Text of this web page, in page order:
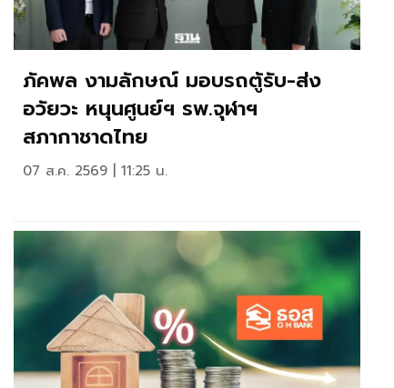
ภัคพล งามลักษณ์ มอบรถตู้รับ-ส่ง
อวัยวะ หนุนศูนย์ฯ รพ.จุฬาฯ
สภากาชาดไทย
07 ส.ค. 2569 | 11:25 น.